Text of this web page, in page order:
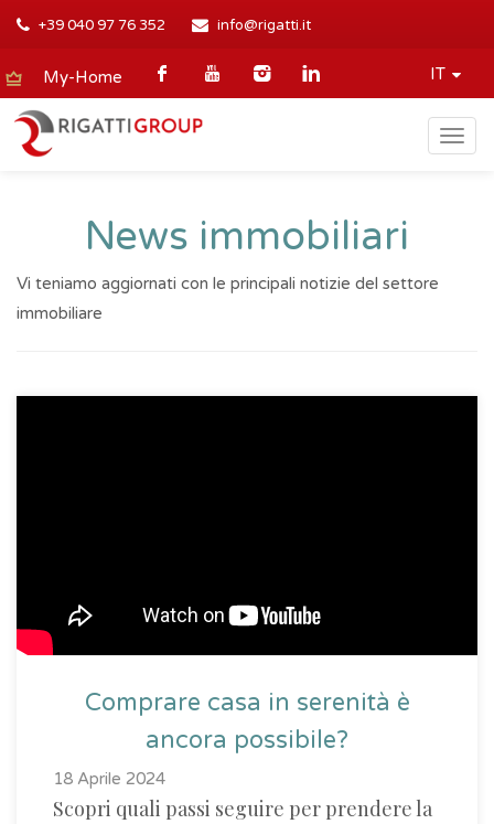
+39 040 97 76 352 info@rigatti.it
IT
My-Home
News immobiliari
Vi teniamo aggiornati con le principali notizie del settore
immobiliare
Comprare casa in serenità è
ancora possibile?
18 Aprile 2024
Scopri quali passi seguire per prendere la